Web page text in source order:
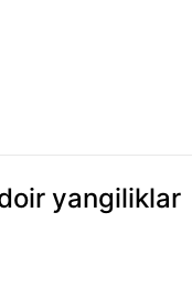
yangiliklar